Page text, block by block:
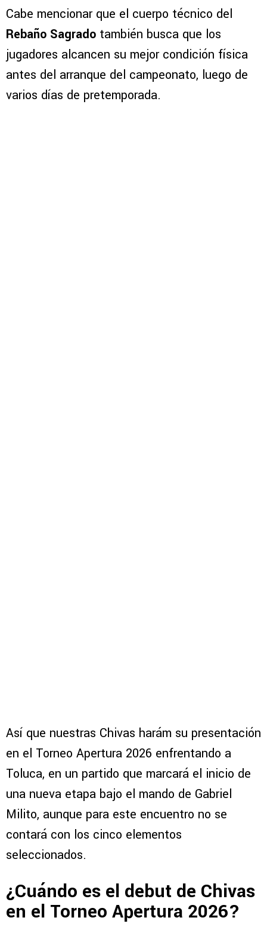
Cabe mencionar que el cuerpo técnico del
Rebaño Sagrado también busca que los
jugadores alcancen su mejor condición física
antes del arranque del campeonato, luego de
varios días de pretemporada.
Así que nuestras Chivas harám su presentación
en el Torneo Apertura 2026 enfrentando a
Toluca, en un partido que marcará el inicio de
una nueva etapa bajo el mando de Gabriel
Milito, aunque para este encuentro no se
contará con los cinco elementos
seleccionados.
¿Cuándo es el debut de Chivas
en el Torneo Apertura 2026?